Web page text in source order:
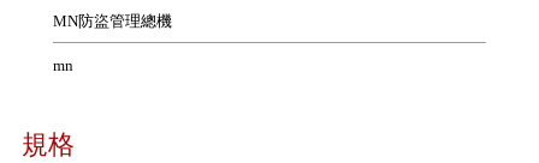
MN防盜管理總機
mn
規格